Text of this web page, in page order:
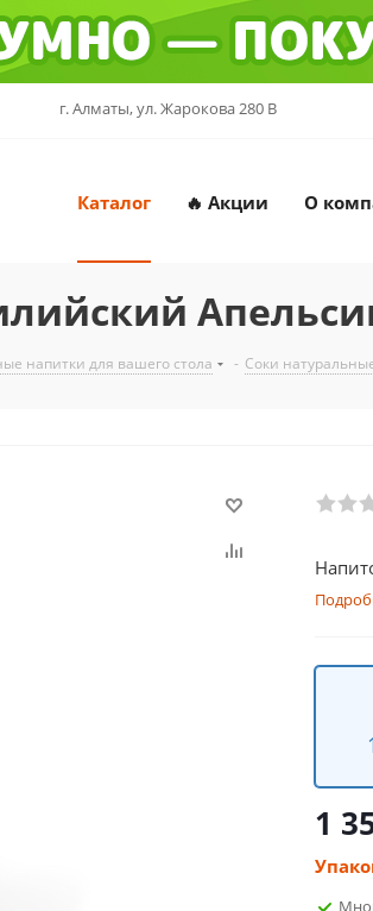
г. Алматы, ул. Жарокова 280 В
Каталог 🔥 Акции О
напитки для вашего стола - Соки
1